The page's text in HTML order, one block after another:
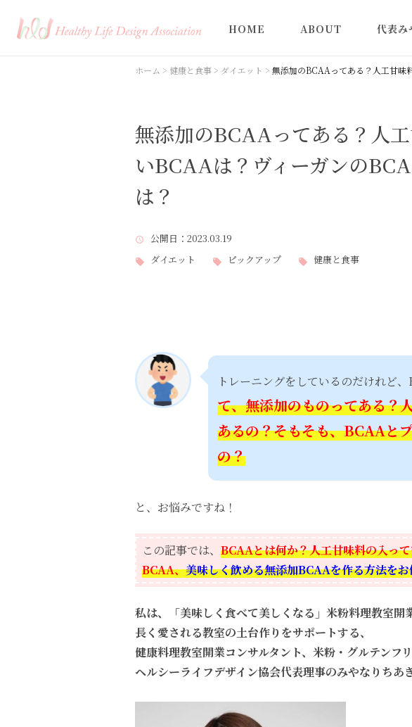
HOME ABOUT 代表み
認定講
ホーム > 健康と食事 > ダイエット > 無添加のBCAAってある？人工甘味
無添加のBCAAってある？人
いBCAAは？ヴィーガンの
は？
公開日 ：2023.03.19
ダイエット
ピックアップ 健康と食事
トレーニングをしているのだけれど、
て、無添加のものってある？
あるの？そもそも、BCAAと
の？
と、お悩みですね！
この記事では、 BCAAとは何か？人工甘味料の入っ
BCAA、美味しく飲める無添加BCAAを作る方法を
私は、「美味しく食べて美しくなる」 米粉料理教室開
長く愛される教室の土台作りをサポートする、
健康料理教室開業コンサルタント、 米粉・グルテンフ
ヘルシーライフデザイン協会代表理事のみやなりちあ